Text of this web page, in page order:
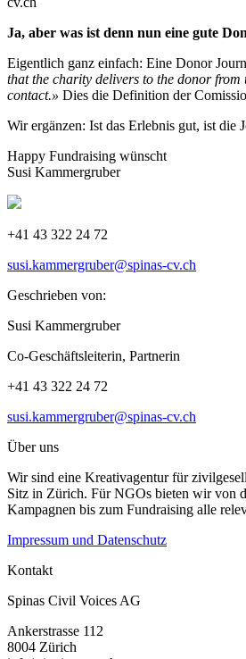
Ja, aber was ist denn nun eine gute
Eigentlich ganz einfach: Eine Donor
that the charity delivers to the donor
contact.» Dies die Definition der
Wir ergänzen: Ist das Erlebnis gut, ist die
Happy Fundraising wünscht
Susi Kammergruber
+41 43 322 24 72
susi.kammergruber@spinas-cv.ch
Geschrieben von:
Susi Kammergruber
Co-Geschäftsleiterin, Partnerin
+41 43 322 24 72
susi.kammergruber@spinas-cv.ch
Über uns
Wir sind eine Kreativagentur für
Sitz in Zürich. Für NGOs bieten wir von
Kampagnen bis zum Fundraising alle
Impressum und Datenschutz
Kontakt
Spinas Civil Voices AG
Ankerstrasse 112
8004 Zürich